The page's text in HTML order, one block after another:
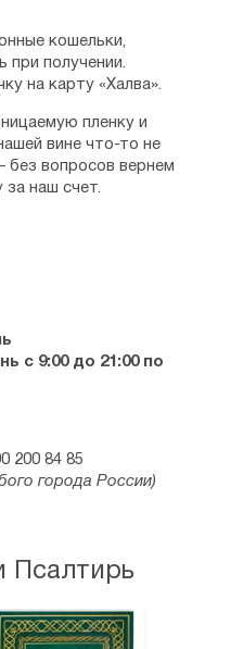
с 9:00 до 21:00 по
200 84 85
города России)
кошельки,
при получении.
на карту «Халва».
пленку и
вине что-то не
вопросов вернем
за наш счет.
Псалтирь